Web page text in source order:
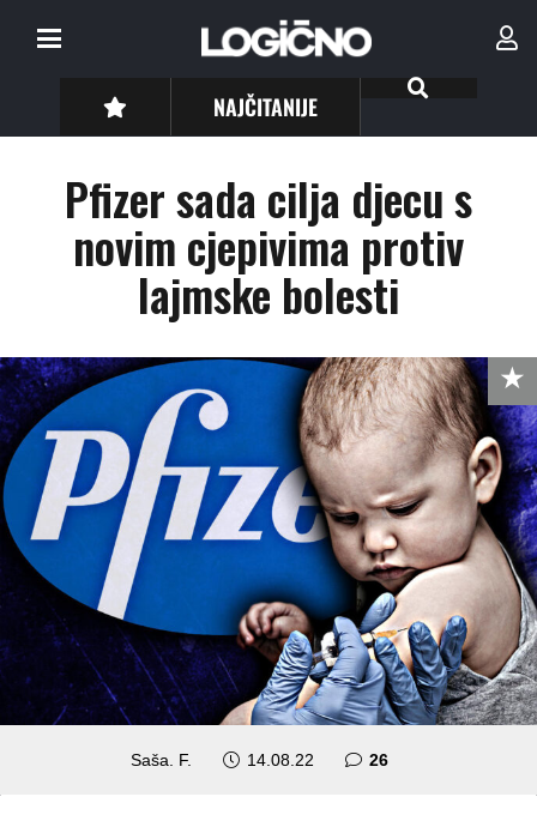
NAJČITANIJE
Pfizer sada cilja djecu s
novim cjepivima protiv
lajmske bolesti
Saša. F. 14.08.22 26komentara